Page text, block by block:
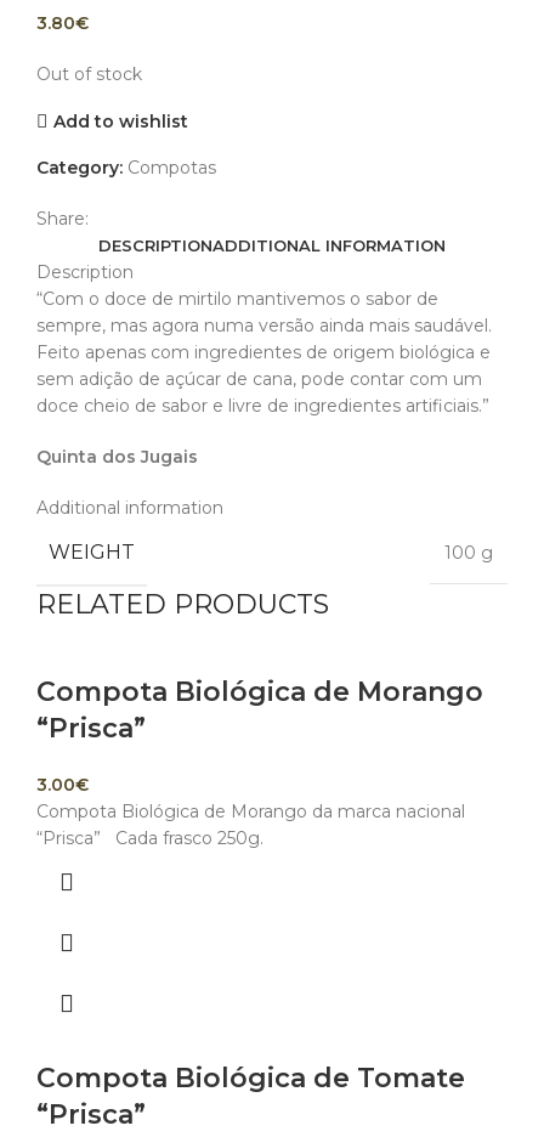
3.80€
Out of stock
Add to wishlist
Category: Compotas
Share:
DESCRIPTIONADDITIONAL INFORMATION
Description
“Com o doce de mirtilo mantivemos o sabor de
sempre, mas agora numa versão ainda mais saudável.
Feito apenas com ingredientes de origem biológica e
sem adição de açúcar de cana, pode contar com um
doce cheio de sabor e livre de ingredientes artificiais.”
Quinta dos Jugais
Additional information
WEIGHT 100 g
RELATED PRODUCTS
Compota Biológica de Morango
“Prisca”
3.00€
Compota Biológica de Morango da marca nacional
“Prisca” Cada frasco 250g.
Compota Biológica de Tomate
“Prisca”